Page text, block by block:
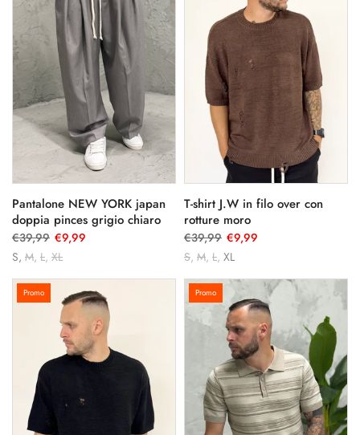
Pantalone NEW YORK japan
doppia pinces grigio chiaro
€39,99 €9,99
S M L XL
T-shirt J.W in filo over con
rotture moro
€39,99 €9,99
S M L XL
Promo Promo